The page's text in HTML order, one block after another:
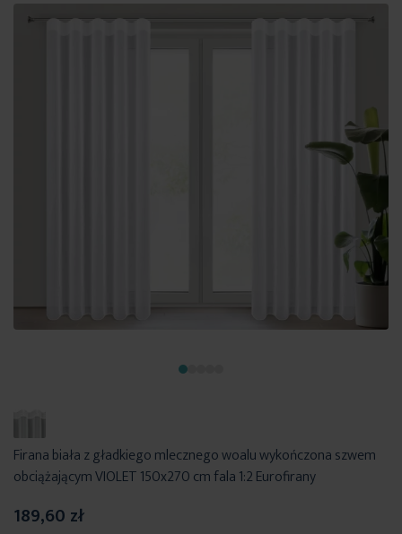
Firana biała z gładkiego mlecznego woalu wykończona szwem
obciążającym VIOLET 150x270 cm fala 1:2 Eurofirany
189,60 zł